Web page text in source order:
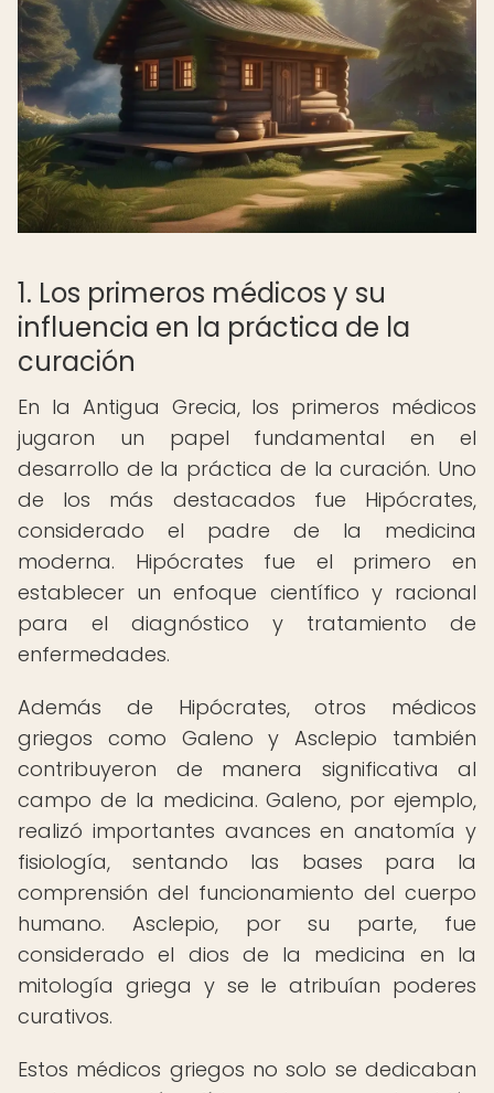
1. Los primeros médicos y su
influencia en la práctica de la
curación
En la Antigua Grecia, los primeros médicos
jugaron un papel fundamental en el
desarrollo de la práctica de la curación. Uno
de los más destacados fue Hipócrates,
considerado el padre de la medicina
moderna. Hipócrates fue el primero en
establecer un enfoque científico y racional
para el diagnóstico y tratamiento de
enfermedades.
Además de Hipócrates, otros médicos
griegos como Galeno y Asclepio también
contribuyeron de manera significativa al
campo de la medicina. Galeno, por ejemplo,
realizó importantes avances en anatomía y
fisiología, sentando las bases para la
comprensión del funcionamiento del cuerpo
humano. Asclepio, por su parte, fue
considerado el dios de la medicina en la
mitología griega y se le atribuían poderes
curativos.
Estos médicos griegos no solo se dedicaban